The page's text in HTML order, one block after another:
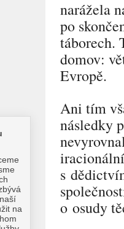
narážela
po
táborech.
domov:
Evropě.
Ani tím
následky
s
o osudy